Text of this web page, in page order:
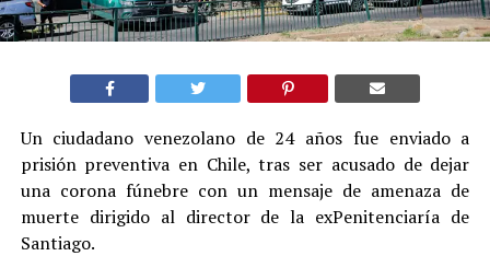
Un ciudadano venezolano de 24 años fue enviado a
prisión preventiva en Chile, tras ser acusado de dejar
una corona fúnebre con un mensaje de amenaza de
muerte dirigido al director de la exPenitenciaría de
Santiago.